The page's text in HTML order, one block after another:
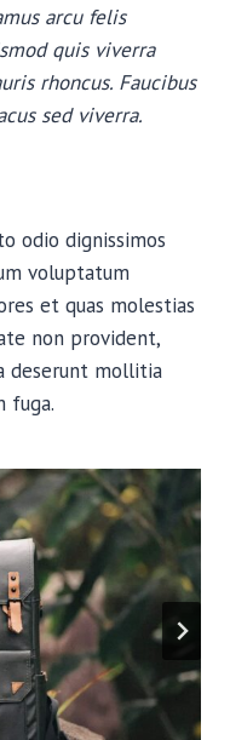
arcu felis
quis viverra
rhoncus. Faucibus
sed viverra.
odio dignissimos
voluptatum
et quas molestias
non provident,
deserunt mollitia
fuga.